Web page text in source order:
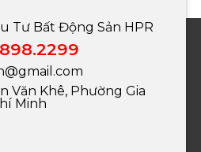
Tư Bất Động Sản HPR
Văn Khê, Phường Gia
Minh